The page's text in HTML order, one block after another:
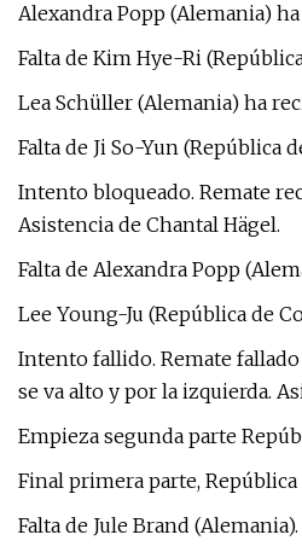
Alexandra Popp (Alemania)
Falta de Kim Hye-Ri
Lea Schüller (Alemania) ha
Falta de Ji So-Yun (República
Intento bloqueado. Remate
Asistencia de Chantal Hägel.
Falta de Alexandra Popp
Lee Young-Ju (República de
Intento fallido. Remate
se va alto y por la izquierda.
Empieza segunda parte
Final primera parte, República
Falta de Jule Brand (Alemania).